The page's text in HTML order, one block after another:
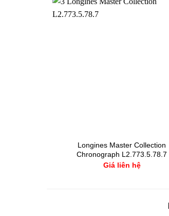
Longines Master Collection
Chronograph L2.773.5.78.7
Giá liên hệ